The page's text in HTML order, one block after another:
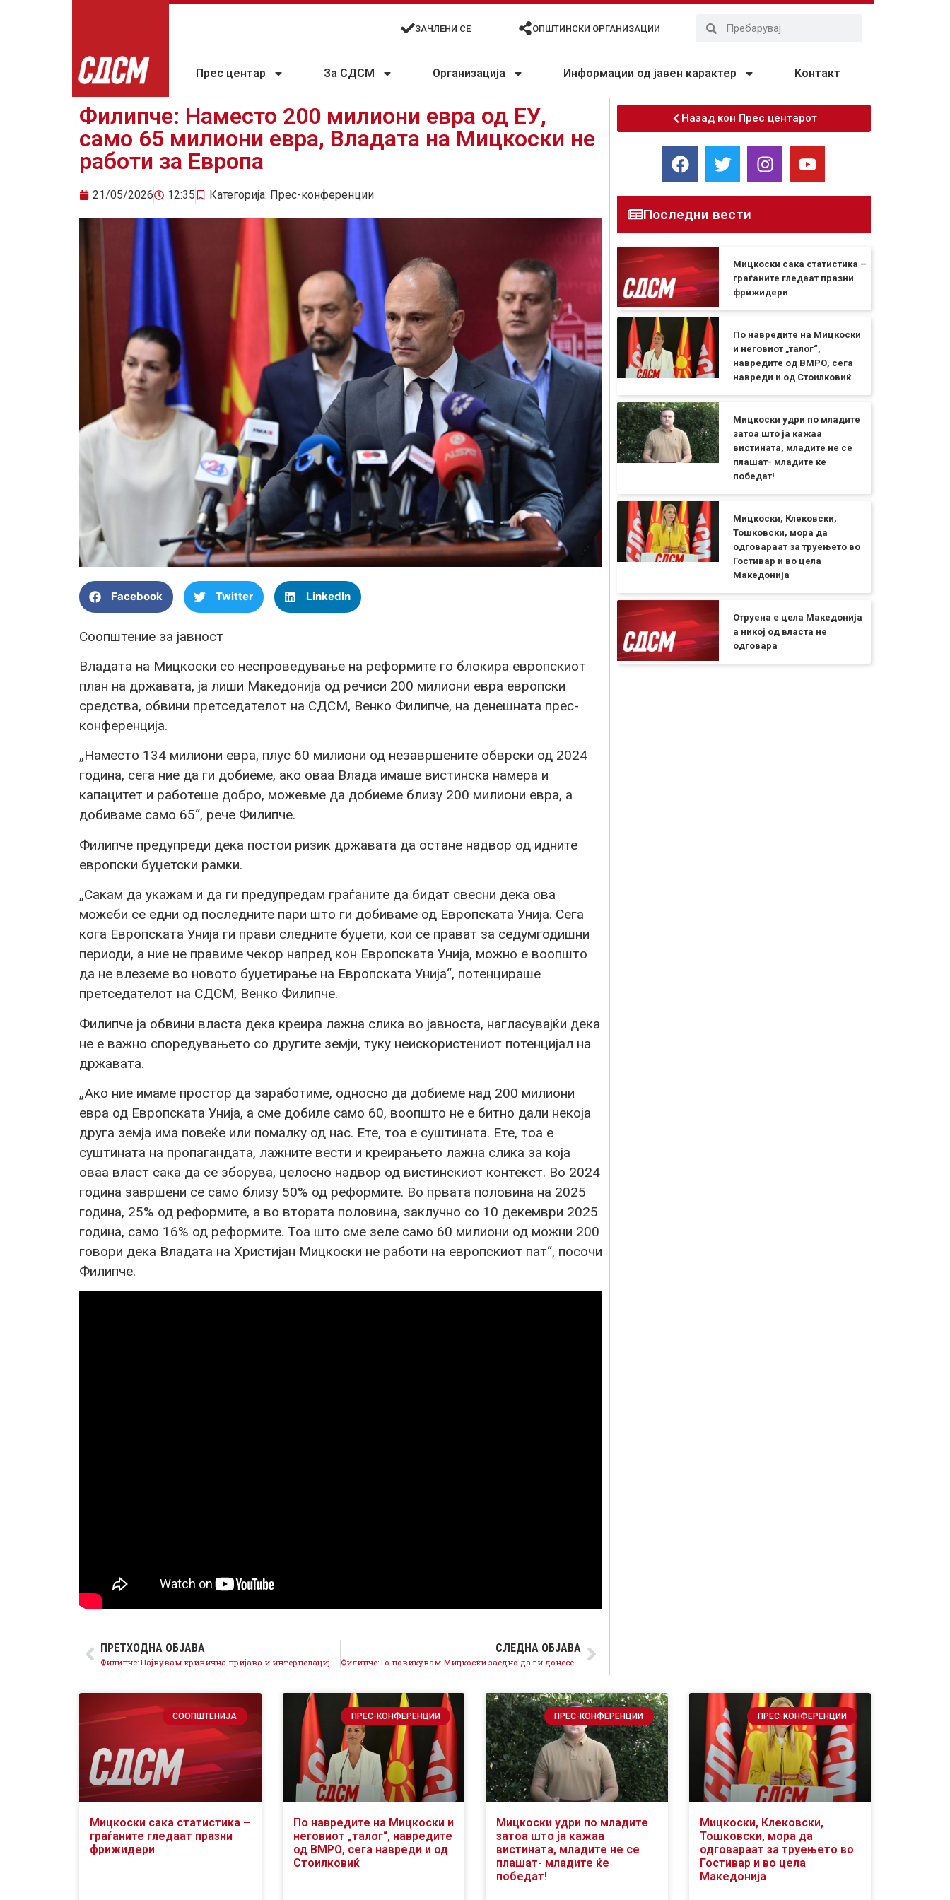
ЗАЧЛЕНИ СЕ ОПШТИНСКИ ОРГАНИЗАЦИИ
Прес центар За СДСМ Организација Информации од јавен карактер Контакт
Филипче: Наместо 200 милиони евра од ЕУ,
само 65 милиони евра, Владата на Мицкоски не
работи за Европа
21/05/2026 12:35 Категорија: Прес-конференции
Facebook Twitter LinkedIn
Соопштение за јавност
Владата на Мицкоски со неспроведување на реформите го блокира европскиот
план на државата, ја лиши Македонија од речиси 200 милиони евра европски
средства, обвини претседателот на СДСМ, Венко Филипче, на денешната прес-
конференција.
„Наместо 134 милиони евра, плус 60 милиони од незавршените обврски од 2024
година, сега ние да ги добиеме, ако оваа Влада имаше вистинска намера и
капацитет и работеше добро, можевме да добиеме близу 200 милиони евра, а
добиваме само 65“, рече Филипче.
Филипче предупреди дека постои ризик државата да остане надвор од идните
европски буџетски рамки.
„Сакам да укажам и да ги предупредам граѓаните да бидат свесни дека ова
можеби се едни од последните пари што ги добиваме од Европската Унија. Сега
кога Европската Унија ги прави следните буџети, кои се прават за седумгодишни
периоди, а ние не правиме чекор напред кон Европската Унија, можно е воопшто
да не влеземе во новото буџетирање на Европската Унија“, потенцираше
претседателот на СДСМ, Венко Филипче.
Филипче ја обвини власта дека креира лажна слика во јавноста, нагласувајќи дека
не е важно споредувањето со другите земји, туку неискористениот потенцијал на
државата.
„Ако ние имаме простор да заработиме, односно да добиеме над 200 милиони
евра од Европската Унија, а сме добиле само 60, воопшто не е битно дали некоја
друга земја има повеќе или помалку од нас. Ете, тоа е суштината. Ете, тоа е
суштината на пропагандата, лажните вести и креирањето лажна слика за која
оваа власт сака да се зборува, целосно надвор од вистинскиот контекст. Во 2024
година завршени се само близу 50% од реформите. Во првата половина на 2025
година, 25% од реформите, а во втората половина, заклучно со 10 декември 2025
година, само 16% од реформите. Тоа што сме зеле само 60 милиони од можни 200
говори дека Владата на Христијан Мицкоски не работи на европскиот пат“, посочи
Филипче.
ПРЕТХОДНА ОБЈАВА СЛЕДНА ОБЈАВА
Назад кон Прес центарот
Последни вести
Мицкоски сака статистика –
граѓаните гледаат празни
фрижидери
По навредите на Мицкоски
и неговиот „талог“,
навредите од ВМРО, сега
навреди и од Стоилковиќ
Мицкоски удри по младите
затоа што ја кажаа
вистината, младите не се
плашат- младите ќе
победат!
Мицкоски, Клековски,
Тошковски, мора да
одговараат за труењето во
Гостивар и во цела
Македонија
Отруена е цела Македонија
а никој од власта не
одговара
СООПШТЕНИЈА
Мицкоски сака статистика –
граѓаните гледаат празни
фрижидери
ПРЕС-КОНФЕРЕНЦИИ
По навредите на Мицкоски и
неговиот „талог“, навредите
од ВМРО, сега навреди и од
Стоилковиќ
ПРЕС-КОНФЕРЕНЦИИ
Мицкоски удри по младите
затоа што ја кажаа
вистината, младите не се
плашат- младите ќе
победат!
ПРЕС-КОНФЕРЕНЦИИ
Мицкоски, Клековски,
Тошковски, мора да
одговараат за труењето во
Гостивар и во цела
Македонија